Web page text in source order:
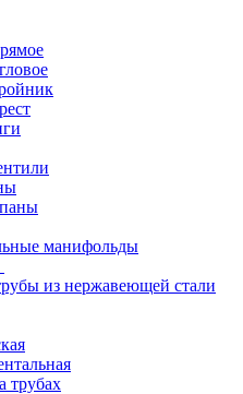
манифольды
из нержавеющей стали
трубах